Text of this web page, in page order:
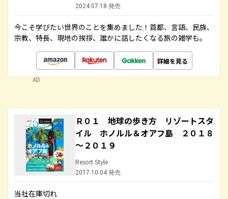
2024.07.18 発売
今こそ学びたい世界のことを集めました！首都、言語、民族、
宗教、特長、現地の挨拶、誰かに話したくなる旅の雑学も。
詳細を見る
AD
Ｒ０１ 地球の歩き方 リゾートスタ
イル ホノルル＆オアフ島 ２０１８
～２０１９
Resort Style
2017.10.04 発売
当社在庫切れ